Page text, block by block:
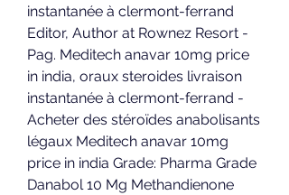
instantanée à clermont-ferrand
Editor, Author at Rownez Resort -
Pag. Meditech anavar 10mg price
in india, oraux steroides livraison
instantanée à clermont-ferrand -
Acheter des stéroïdes anabolisants
légaux Meditech anavar 10mg
price in india Grade: Pharma Grade
Danabol 10 Mg Methandienone